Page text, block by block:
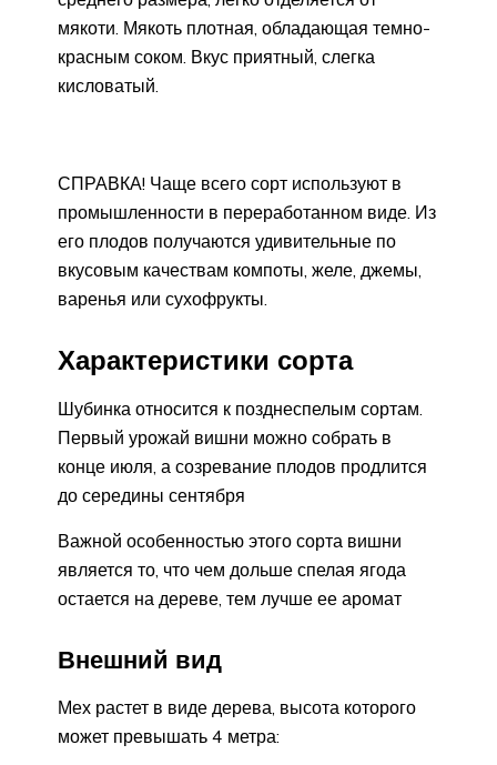
мякоти. Мякоть плотная, обладающая темно-
красным соком. Вкус приятный, слегка
кисловатый.
СПРАВКА! Чаще всего сорт используют в
промышленности в переработанном виде. Из
его плодов получаются удивительные по
вкусовым качествам компоты, желе, джемы,
варенья или сухофрукты.
Характеристики сорта
Шубинка относится к позднеспелым сортам.
Первый урожай вишни можно собрать в
конце июля, а созревание плодов продлится
до середины сентября
Важной особенностью этого сорта вишни
является то, что чем дольше спелая ягода
остается на дереве, тем лучше ее аромат
Внешний вид
Мех растет в виде дерева, высота которого
может превышать 4 метра: